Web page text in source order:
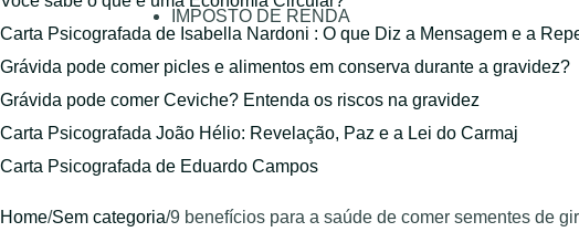
IMPOSTO DE RENDA
Carta Psicografada de Isabella Nardoni : O que Diz a Mensagem e a
Grávida pode comer picles e alimentos em conserva durante a gravidez?
Grávida pode comer Ceviche? Entenda os riscos na gravidez
Carta Psicografada João Hélio: Revelação, Paz e a Lei do Carmaj
Carta Psicografada de Eduardo Campos
Home/Sem categoria/9 benefícios para a saúde de comer sementes de